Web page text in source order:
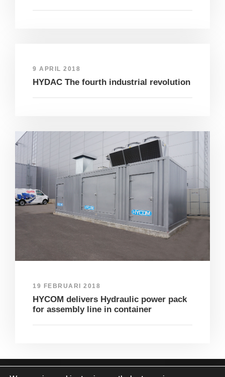
9 APRIL 2018
HYDAC The fourth industrial revolution
19 FEBRUARI 2018
HYCOM delivers Hydraulic power pack
for assembly line in container